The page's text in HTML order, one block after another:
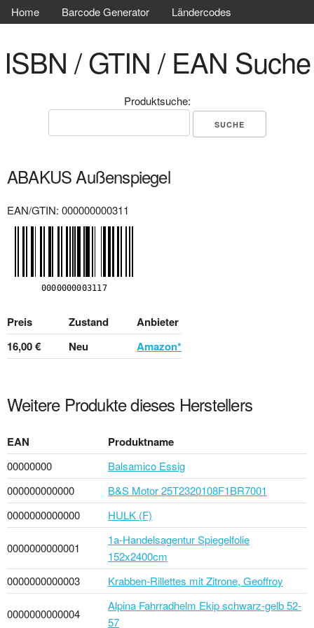
Home Barcode Generator Ländercodes
ISBN / GTIN / EAN Suche
Produktsuche:
ABAKUS Außenspiegel
EAN/GTIN: 000000000311
Preis Zustand
Anbieter
16,00 €
Neu Amazon*
Weitere Produkte dieses Herstellers
EAN Produktname
00000000
Balsamico Essig
000000000000
B&S Motor 25T2320108F1BR7001
0000000000000
HULK (F)
0000000000001
1a-Handelsagentur Spiegelfolie
152x2400cm
0000000000003
Krabben-Rillettes mit Zitrone, Geoffroy
0000000000004
Alpina Fahrradhelm Ekip schwarz-gelb 52-
57